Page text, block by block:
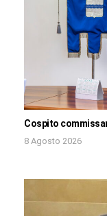
Cospito
8 Agosto 2026